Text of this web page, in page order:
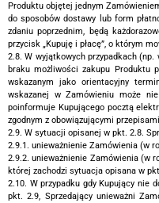
Produktu objętej jednym
do sposobów dostawy lub form
zdaniu poprzednim, będą
przycisk „Kupuję i płacę”, o którym
2.8. W wyjątkowych przypadkach
braku możliwości zakupu Produktu
wskazanym jako orientacyjny
wskazanej w Zamówieniu może
poinformuje Kupującego pocztą
zgodnym z obowiązującymi
2.9. W sytuacji opisanej w pkt. 2.8.
2.9.1. unieważnienie Zamówienia (w
2.9.2. unieważnienie Zamówienia (w
której zachodzi sytuacja opisana w
2.10. W przypadku gdy Kupujący nie
pkt. 2.9, Sprzedający unieważni